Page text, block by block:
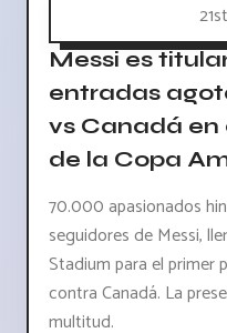
Messi es
entradas
vs Canadá en
de la Copa
70.000 apasionados
seguidores de Messi,
Stadium para el primer
contra Canadá. La
multitud.